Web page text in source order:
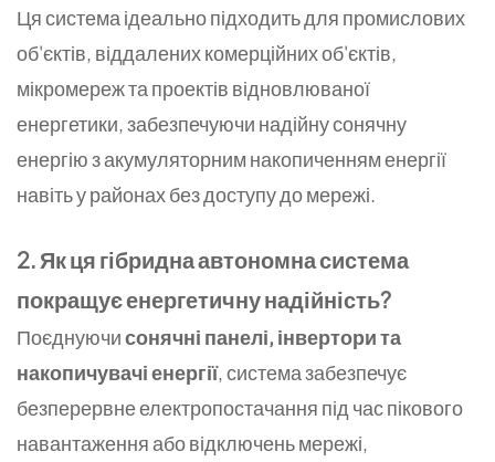
Ця система ідеально підходить для промислових
об'єктів, віддалених комерційних об'єктів,
мікромереж та проектів відновлюваної
енергетики, забезпечуючи надійну сонячну
енергію з акумуляторним накопиченням енергії
навіть у районах без доступу до мережі.
2. Як ця гібридна автономна система
покращує енергетичну надійність?
Поєднуючисонячні панелі, інвертори та
накопичувачі енергії, система забезпечує
безперервне електропостачання під час пікового
навантаження або відключень мережі,